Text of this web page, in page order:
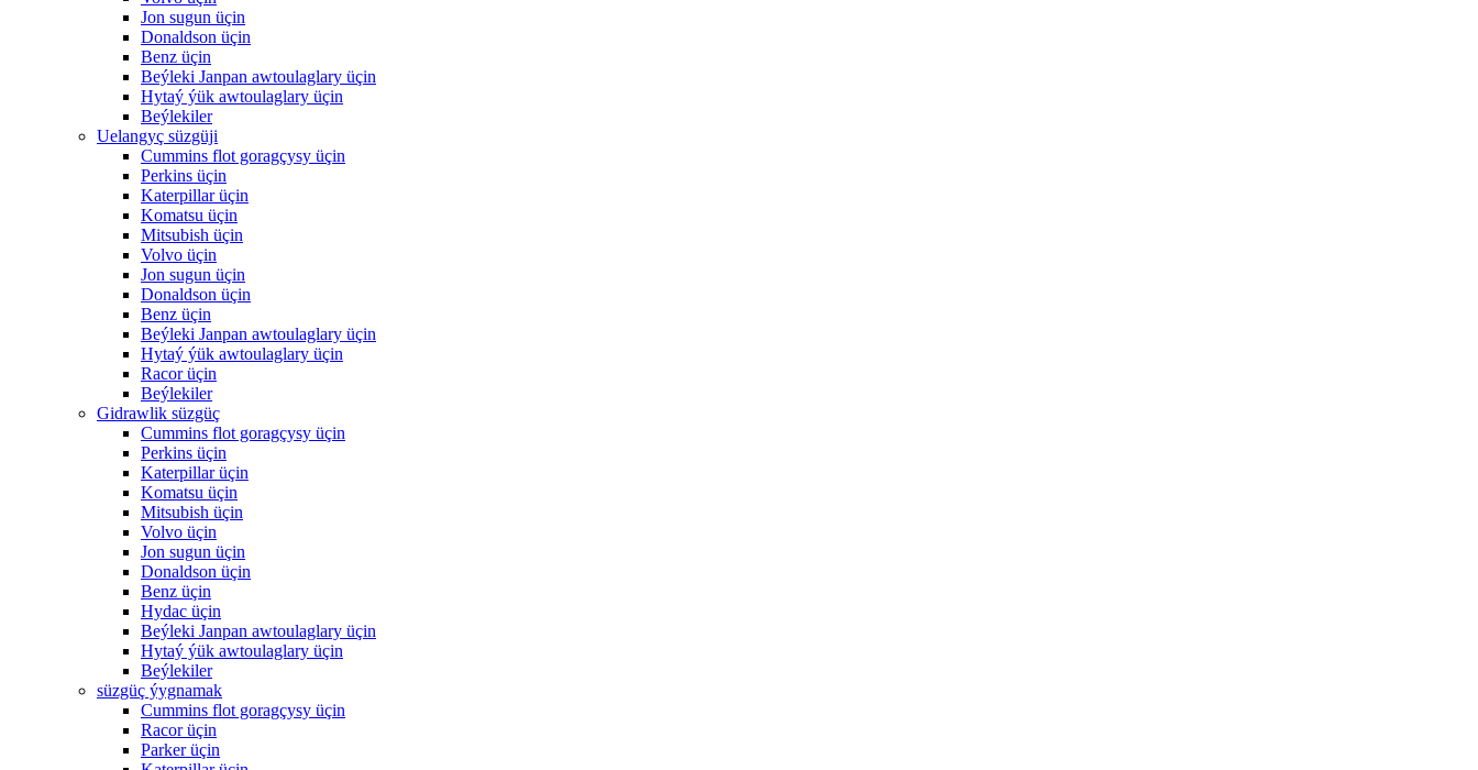
Jon sugun üçin
Donaldson üçin
Benz üçin
Beýleki Janpan awtoulaglary üçin
Hytaý ýük awtoulaglary üçin
Beýlekiler
Uelangyç süzgüji
Cummins flot goragçysy üçin
Perkins üçin
Katerpillar üçin
Komatsu üçin
Mitsubish üçin
Volvo üçin
Jon sugun üçin
Donaldson üçin
Benz üçin
Beýleki Janpan awtoulaglary üçin
Hytaý ýük awtoulaglary üçin
Racor üçin
Beýlekiler
Gidrawlik süzgüç
Cummins flot goragçysy üçin
Perkins üçin
Katerpillar üçin
Komatsu üçin
Mitsubish üçin
Volvo üçin
Jon sugun üçin
Donaldson üçin
Benz üçin
Hydac üçin
Beýleki Janpan awtoulaglary üçin
Hytaý ýük awtoulaglary üçin
Beýlekiler
süzgüç ýygnamak
Cummins flot goragçysy üçin
Racor üçin
Parker üçin